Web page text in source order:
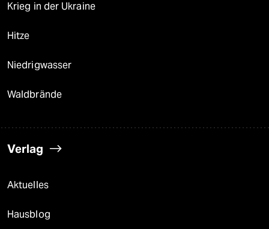
Krieg in der Ukraine
Hitze
Niedrigwasser
Waldbrände
Verlag
Aktuelles
Hausblog